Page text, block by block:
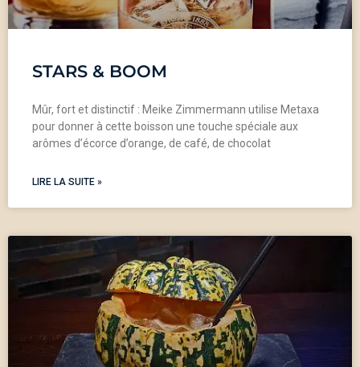
STARS & BOOM
Mûr, fort et distinctif : Meike Zimmermann utilise Metaxa
pour donner à cette boisson une touche spéciale aux
arômes d’écorce d’orange, de café, de chocolat
LIRE LA SUITE »